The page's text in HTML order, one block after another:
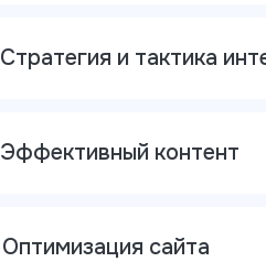
Стратегия и тактика
Эффективный контент
Оптимизация сайта